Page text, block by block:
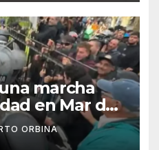
marcha
en Mar del
que
policial
ORBINA